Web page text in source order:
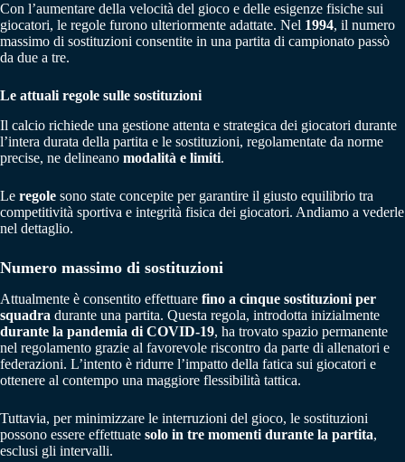
Con l’aumentare della velocità del gioco e delle esigenze fisiche sui
giocatori, le regole furono ulteriormente adattate. Nel 1994, il numero
massimo di sostituzioni consentite in una partita di campionato passò
da due a tre.
Le attuali regole sulle sostituzioni
Il calcio richiede una gestione attenta e strategica dei giocatori durante
l’intera durata della partita e le sostituzioni, regolamentate da norme
precise, ne delineano modalità e limiti.
Le regole sono state concepite per garantire il giusto equilibrio tra
competitività sportiva e integrità fisica dei giocatori. Andiamo a vederle
nel dettaglio.
Numero massimo di sostituzioni
Attualmente è consentito effettuare fino a cinque sostituzioni per
squadra durante una partita. Questa regola, introdotta inizialmente
durante la pandemia di COVID-19, ha trovato spazio permanente
nel regolamento grazie al favorevole riscontro da parte di allenatori e
federazioni. L’intento è ridurre l’impatto della fatica sui giocatori e
ottenere al contempo una maggiore flessibilità tattica.
Tuttavia, per minimizzare le interruzioni del gioco, le sostituzioni
possono essere effettuate solo in tre momenti durante la partita,
esclusi gli intervalli.